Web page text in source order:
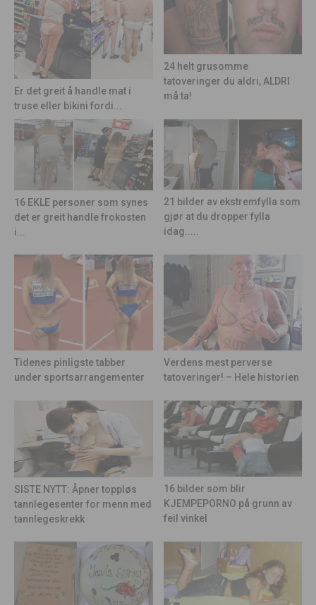
Er det greit å handle mat i
truse eller bikini fordi...
24 helt grusomme
tatoveringer du aldri, ALDRI
må ta!
16 EKLE personer som synes
det er greit handle frokosten
i...
21 bilder av ekstremfylla som
gjør at du dropper fylla
idag.....
Tidenes pinligste tabber
under sportsarrangementer
Verdens mest perverse
tatoveringer! – Hele historien
SISTE NYTT: Åpner toppløs
tannlegesenter for menn med
tannlegeskrekk
16 bilder som blir
KJEMPEPORNO på grunn av
feil vinkel